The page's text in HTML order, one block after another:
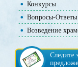
Конкурсы
Вопросы-Ответы
Возведение
Следите